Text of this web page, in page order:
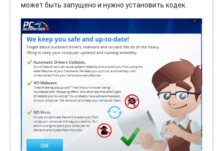
может быть запущено и нужно установить кодек.